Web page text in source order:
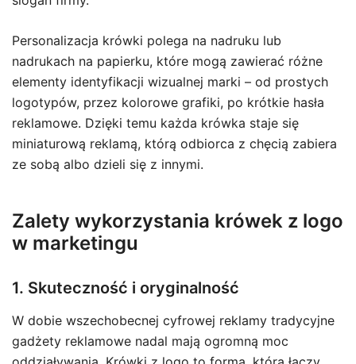
Personalizacja krówki polega na nadruku lub
nadrukach na papierku, które mogą zawierać różne
elementy identyfikacji wizualnej marki – od prostych
logotypów, przez kolorowe grafiki, po krótkie hasła
reklamowe. Dzięki temu każda krówka staje się
miniaturową reklamą, którą odbiorca z chęcią zabiera
ze sobą albo dzieli się z innymi.
Zalety wykorzystania krówek z logo
w marketingu
1. Skuteczność i oryginalność
W dobie wszechobecnej cyfrowej reklamy tradycyjne
gadżety reklamowe nadal mają ogromną moc